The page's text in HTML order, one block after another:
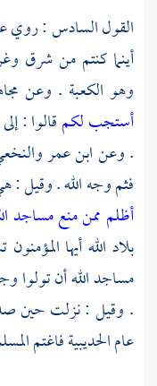
القول السادس : روي
أينما كنتم من شرق
وهو الكعبة . وعن
أستجب لكمقالوا :
. وعنابن عمر
فثم وجه الله . وقيل :
أظلم ممن منع مساجد
بلاد الله أيها
مساجد الله أن تولوا
. وقيل : نزلت حين صد
عامالحديبيةفاغتم